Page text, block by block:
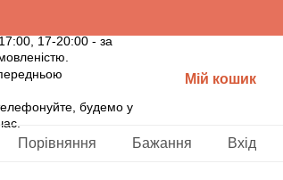
17-20:00 - за
будемо у
Мій кошик
Порівняння Бажання Вхід